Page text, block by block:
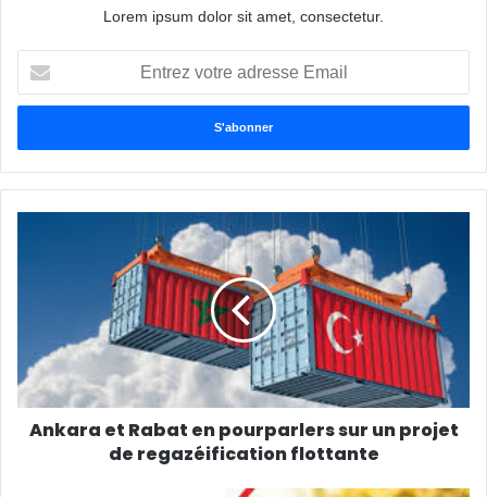
Lorem ipsum dolor sit amet, consectetur.
votre
adresse
Ankara et Rabat en pourparlers sur un projet
de regazéification flottante